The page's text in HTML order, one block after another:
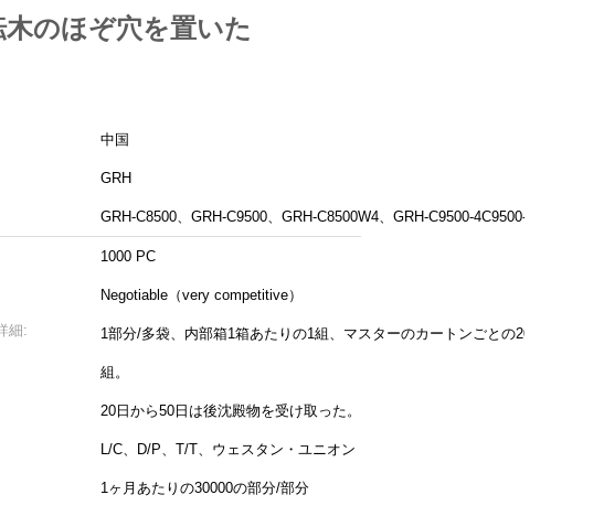
のほぞ穴を置いた
中国
GRH
GRH-C8500、GRH-C9500、GRH-C8500W4、GRH-C9500-4C9500-4
1000 PC
Negotiable（very competitive）
細: 1部分/多袋、内部箱1箱あたりの1組、マスターのカートンごとの20
組。
20日から50日は後沈殿物を受け取った。
L/C、D/P、T/T、ウェスタン・ユニオン
1ヶ月あたりの30000の部分/部分